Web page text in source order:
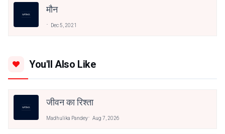
मौन
Dec 5, 2021
You'll Also Like
जीवन का रिश्ता
Madhulika Pandey Aug 7, 2026